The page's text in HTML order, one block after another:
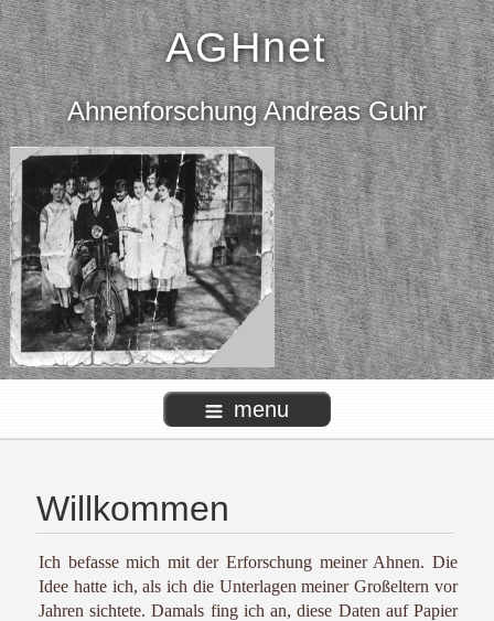
AGHnet
Ahnenforschung Andreas Guhr
menu
Willkommen
Ich befasse mich mit der Erforschung meiner Ahnen. Die
Idee hatte ich, als ich die Unterlagen meiner Großeltern vor
Jahren sichtete. Damals fing ich an, diese Daten auf Papier